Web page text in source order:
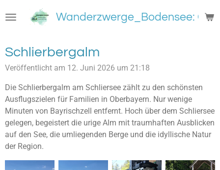
Hauptinhalt
Wanderzwerge_Bodensee:
Schlierbergalm
Veröffentlicht am 12. Juni 2026 um 21:18
Die Schlierbergalm am Schliersee zählt zu den schönsten
Ausflugszielen für Familien in Oberbayern. Nur wenige
Minuten von Bayrischzell entfernt. Hoch über dem Schliersee
gelegen, begeistert die urige Alm mit traumhaften Ausblicken
auf den See, die umliegenden Berge und die idyllische Natur
der Region.